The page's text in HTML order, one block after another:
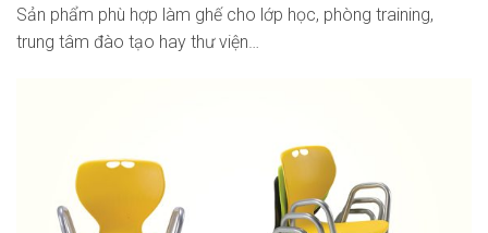
Sản phẩm phù hợp làm ghế cho lớp học, phòng training,
trung tâm đào tạo hay thư viện…